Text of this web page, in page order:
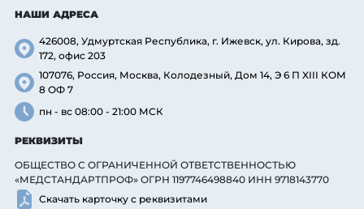
НАШИ АДРЕСА
426008, Удмуртская Республика, г. Ижевск, ул. Кирова, зд.
172, офис 203
107076, Россия, Москва, Колодезный, Дом 14, Э 6 П XIII КОМ
8 ОФ 7
пн - вс 08:00 - 21:00 МСК
РЕКВИЗИТЫ
ОБЩЕСТВО С ОГРАНИЧЕННОЙ ОТВЕТСТВЕННОСТЬЮ
«МЕДСТАНДАРТПРОФ» ОГРН 1197746498840 ИНН 9718143770
Скачать карточку с реквизитами